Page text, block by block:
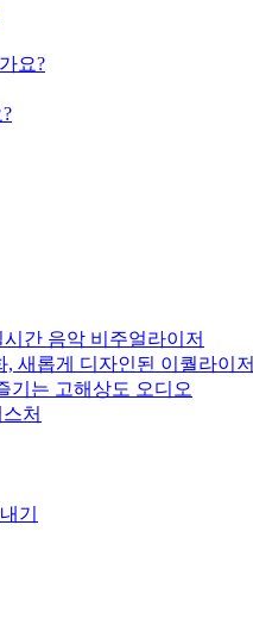
요?
시간 음악 비주얼라이저
, 새롭게 디자인된 이퀄라이저
기는 고해상도 오디오
처
기